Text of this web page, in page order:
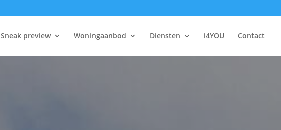
Sneak preview Woningaanbod Diensten i4YOU Contact